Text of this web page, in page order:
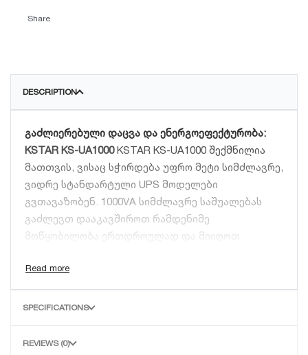
Share
DESCRIPTION
გაძლიერებული დაცვა და ენერგოეფექტურობა:
KSTAR KS-UA1000KSTAR KS-UA1000 შექმნილია
მათთვის, ვისაც სჭირდება უფრო მეტი სიმძლავრე,
ვიდრე სტანდარტული UPS მოდელები
გვთავაზობენ. 1000VA სიმძლავრე საშუალებას
გაძლევთ დააკავშიროთ რამდენიმე
მოწყობილობა ერთდროულად და მიიღოთ
გათიშვისას.
მძლავრი პერსონალური კომპიუტერისთვის და
SPECIFICATIONS
REVIEWS (0)